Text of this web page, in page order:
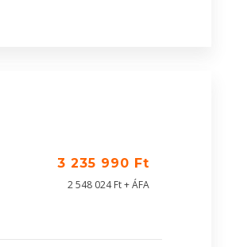
3 235 990 Ft
2 548 024 Ft + ÁFA